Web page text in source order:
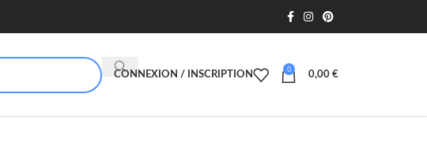
CONNEXION / INSCRIPTION
0
0,00 €